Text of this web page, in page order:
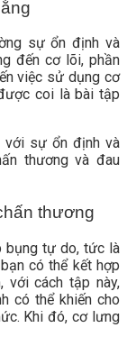
sự ổn định và
đến cơ lõi, phần
việc sử dụng cơ
coi là bài tập
với sự ổn định và
thương và đau
thương
bụng tự do, tức là
có thể kết hợp
với cách tập này,
có thể khiến cho
Khi đó, cơ lưng